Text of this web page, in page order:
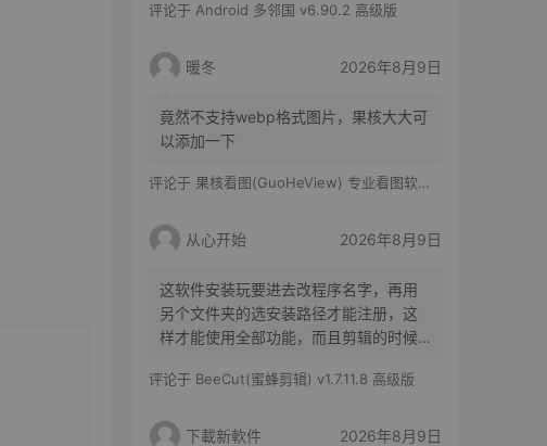
评论于 Android 多邻国 v6.90.2 高级版
暖冬 2026年8月9日
竟然不支持webp格式图片，果核大大可
以添加一下
评论于 果核看图(GuoHeView) 专业看图软件 v3.2.0.91
从心开始 2026年8月9日
这软件安装玩要进去改程序名字，再用
另个文件夹的选安装路径才能注册，这
样才能使用全部功能，而且剪辑的时候
如剪映
评论于 BeeCut(蜜蜂剪辑) v1.7.11.8 高级版
下載新軟件 2026年8月9日